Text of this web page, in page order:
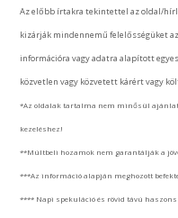
Az előbb írtakra tekintettel az oldal/
kizárják mindennemű felelősségüket
információra vagy adatra alapított
közvetlen vagy közvetett kárért vagy
*Az oldalak tartalma nem minősül
kezeléshez!
**Múltbeli hozamok nem garantálják a
***Az információ alapján meghozott
**** Napi spekuláció és rövid távú